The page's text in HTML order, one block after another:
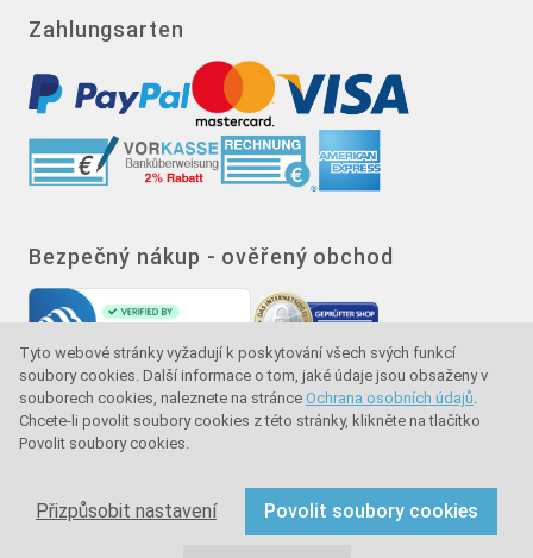
Tyto webové stránky vyžadují k poskytování všech svých funkcí
soubory cookies. Další informace o tom, jaké údaje jsou obsaženy v
souborech cookies, naleznete na stránce Ochrana osobních údajů.
Chcete-li povolit soubory cookies z této stránky, klikněte na tlačítko
Povolit soubory cookies.
Přizpůsobit nastavení Povolit soubory cookies
Zahlungsarten
Bezpečný nákup - ověřený obchod
Značka kvality - ochrana kupujícího - ochrana